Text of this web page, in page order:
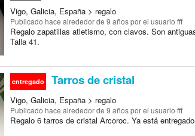
Vigo, Galicia, España > regalo
Publicado hace alrededor de 9 añospor el usuario fff
Regalo zapatillas atletismo, con clavos. Son
Talla 41.
entregado Tarros de cristal
Vigo, Galicia, España > regalo
Publicado hace alrededor de 9 añospor el usuario fff
Regalo 6 tarros de cristal Arcoroc. Ya está entregado